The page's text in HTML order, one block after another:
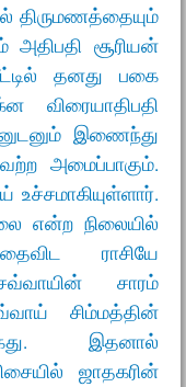
திருமணத்தையும்
சூரியன்
தனது பகை
விரையாதிபதி
இணைந்து
அமைப்பாகும்.
உச்சமாகியுள்ளார்.
என்ற நிலையில்
ராசியே
சாரம்
சிம்மத்தின்
இதனால்
ஜாதகரின்